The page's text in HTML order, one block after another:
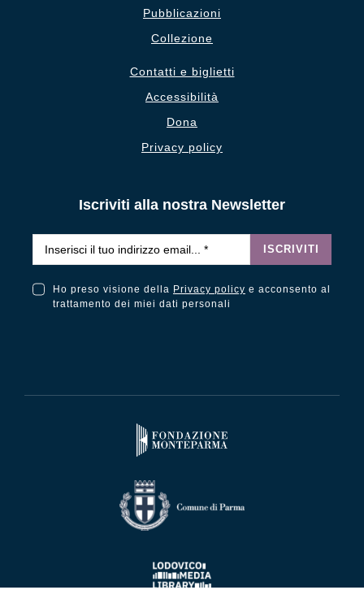
Pubblicazioni
Collezione
Contatti e biglietti
Accessibilità
Dona
Privacy policy
Iscriviti alla nostra Newsletter
ISCRIVITI
Ho preso visione della Privacy policy e acconsento al
trattamento dei miei dati personali